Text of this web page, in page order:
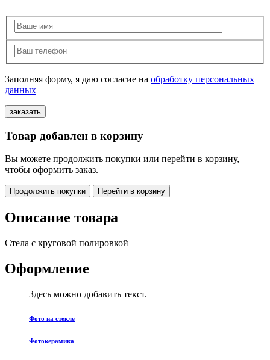
Заполняя форму, я даю согласие на обработку персональных
данных
Товар добавлен в корзину
Вы можете продолжить покупки или перейти в корзину,
чтобы оформить заказ.
Продолжить покупки Перейти в корзину
Описание товара
Стела с круговой полировкой
Оформление
Здесь можно добавить текст.
Фото на стекле
Фотокерамика